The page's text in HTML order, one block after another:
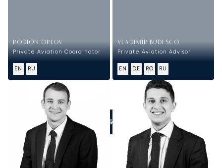
RODION ORLOV
Private Aviation Coordinator
EN RU
VLADIMIR BUDESCO
Private Aviation Advisor
EN DE RO RU
ПОЗВОНИТЕ НАМ